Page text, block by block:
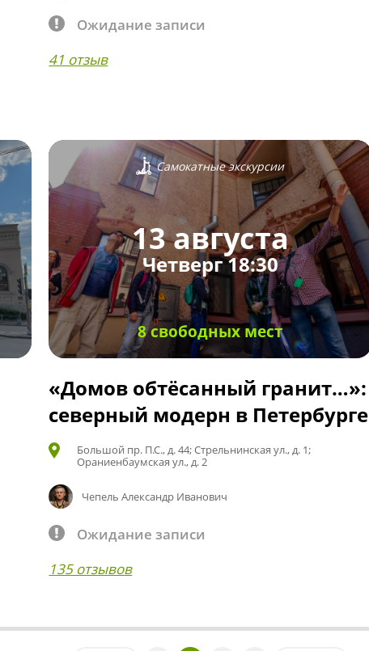
Ожидание записи
41 отзыв
Самокатные экскурсии
13 августа
Четверг 18:30
8 свободных мест
«Домов обтёсанный гранит…»:
северный модерн в Петербурге
Большой пр. П.С., д. 44; Стрельнинская ул., д. 1;
Ораниенбаумская ул., д. 2
Чепель Александр Иванович
Ожидание записи
135 отзывов